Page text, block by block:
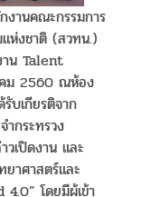
งานคณะกรรมการ
แห่งชาติ (สวทน.)
าน Talent
ม 2560 ณห้อง
บเกียรติจาก
กระทรวง
วเปิดงาน และ
าศาสตร์และ
โดยมีผู้เข้า